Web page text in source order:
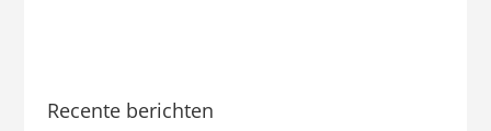
Recente berichten